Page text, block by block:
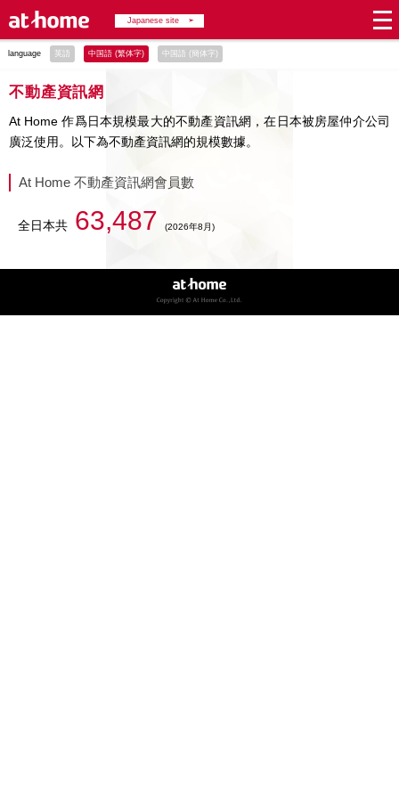
Japanese site
language 英語 中国語 (繁体字) 中国語 (簡体字)
不動產資訊網
At Home 作爲日本規模最大的不動產資訊網，在日本被房屋仲介公司
廣泛使用。以下為不動產資訊網的規模數據。
At Home 不動產資訊網會員數
全日本共 63,487 (2026年8月)